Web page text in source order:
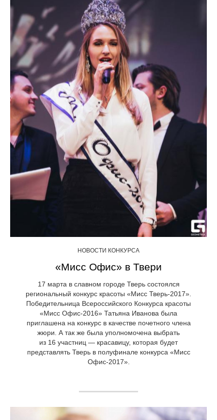
НОВОСТИ КОНКУРСА
«Мисс Офис» в Твери
17 марта в славном городе Тверь состоялся
региональный конкурс красоты «Мисс Тверь-2017».
Победительница Всероссийского Конкурса красоты
«Мисс Офис-2016» Татьяна Иванова была
приглашена на конкурс в качестве почетного члена
жюри. А так же была уполномочена выбрать
из 16 участниц — красавицу, которая будет
представлять Тверь в полуфинале конкурса «Мисс
Офис-2017».